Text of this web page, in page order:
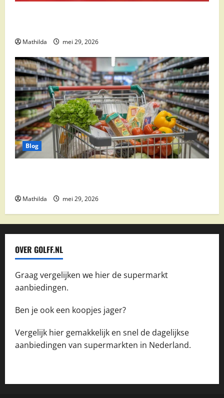
Mathilda mei 29, 2026
Blog
Mathilda mei 29, 2026
OVER GOLFF.NL
Graag vergelijken we hier de supermarkt
aanbiedingen.
Ben je ook een koopjes jager?
Vergelijk hier gemakkelijk en snel de dagelijkse
aanbiedingen van supermarkten in Nederland.